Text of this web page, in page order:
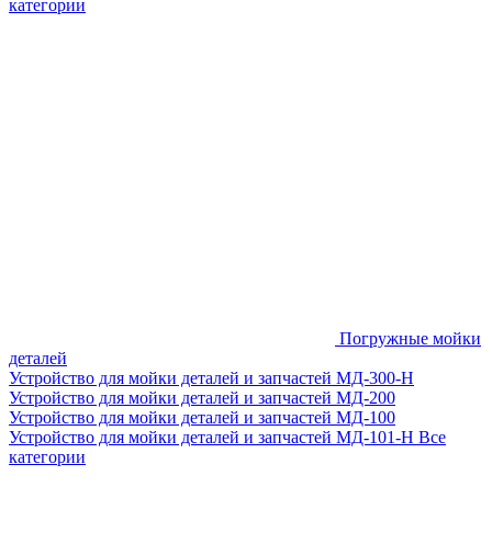
категории
Погружные мойки
деталей
Устройство для мойки деталей и запчастей МД-300-H
Устройство для мойки деталей и запчастей МД-200
Устройство для мойки деталей и запчастей МД-100
Устройство для мойки деталей и запчастей МД-101-Н Все
категории